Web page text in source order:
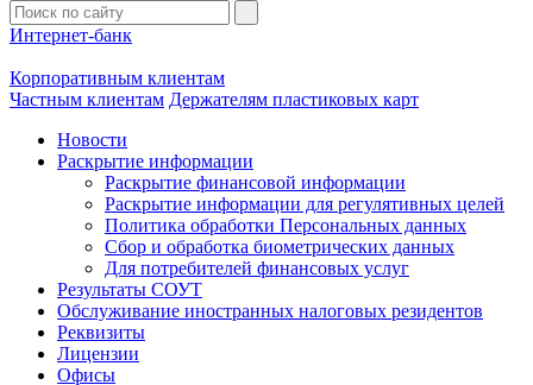
Интернет-банк
Корпоративным клиентам
Частным клиентам Держателям пластиковых карт
Новости
Раскрытие информации
Раскрытие финансовой информации
Раскрытие информации для регулятивных целей
Политика обработки Персональных данных
Сбор и обработка биометрических данных
Для потребителей финансовых услуг
Результаты СОУТ
Обслуживание иностранных налоговых резидентов
Реквизиты
Лицензии
Офисы